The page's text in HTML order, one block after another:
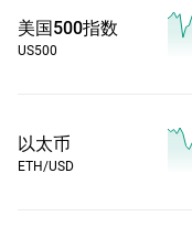
美国500指数
US500
以太币
ETH/USD